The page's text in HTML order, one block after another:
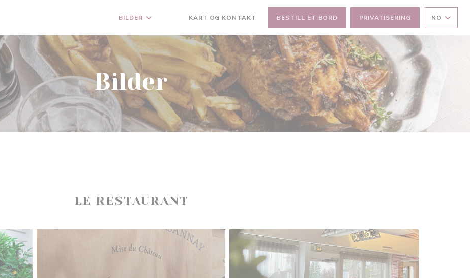
BILDER KART OG KONTAKT BESTILL ET BORD PRIVATISERING NO
Bilder
LE RESTAURANT